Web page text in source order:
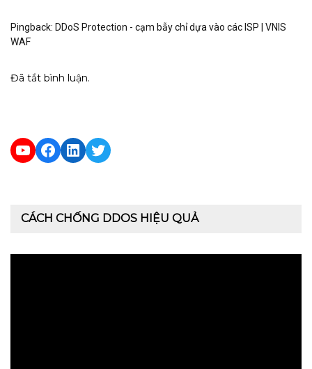
Pingback: DDoS Protection - cạm bẫy chỉ dựa vào các ISP | VNIS
WAF
Đã tắt bình luận.
YouTube
Facebook
LinkedIn
Twitter
CÁCH CHỐNG DDOS HIỆU QUẢ